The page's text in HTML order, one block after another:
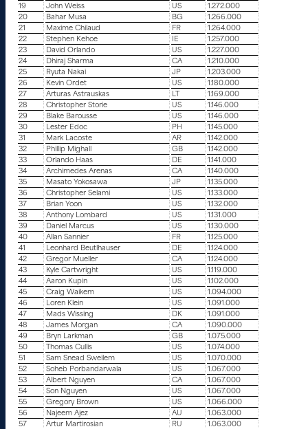
19
John Weiss US
1.272.000
20
Bahar Musa BG
1.266.000
21
Maxime Chilaud FR
1.264.000
22
Stephen Kehoe IE
1.257.000
23
David Orlando US
1.227.000
24
Dhiraj Sharma CA
1.210.000
25
Ryuta Nakai JP
1.203.000
26
Kevin Ordet US
1.180.000
27
Arturas Astrauskas LT
1.169.000
28
Christopher Storie US
1.146.000
29
Blake Barousse US
1.146.000
30
Lester Edoc PH
1.145.000
31
Mark Lacoste AR
1.142.000
32
Phillip Mighall GB
1.142.000
33
Orlando Haas DE
1.141.000
34
Archimedes Arenas CA
1.140.000
35
Masato Yokosawa JP
1.135.000
36
Christopher Selami US
1.133.000
37
Brian Yoon US
1.132.000
38
Anthony Lombard US
1.131.000
39
Daniel Marcus US
1.130.000
40
Allan Sannier FR
1.125.000
41
Leonhard Beutlhauser DE
1.124.000
42
Gregor Mueller CA
1.124.000
43
Kyle Cartwright US
1.119.000
44
Aaron Kupin US
1.102.000
45
Craig Waikem US
1.094.000
46
Loren Klein US
1.091.000
47
Mads Wissing DK
1.091.000
48
James Morgan CA
1.090.000
49
Bryn Larkman GB
1.075.000
50
Thomas Cullis US
1.074.000
51
Sam Snead Sweilem US
1.070.000
52
Soheb Porbandarwala US
1.067.000
53
Albert Nguyen CA
1.067.000
54
Son Nguyen US
1.067.000
55
Gregory Brown US
1.066.000
56
Najeem Ajez AU
1.063.000
57
Artur Martirosian RU
1.063.000